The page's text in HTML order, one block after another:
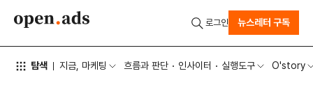
탐색 지금, 마케팅 흐름과 판단 인사이터 실행도구 O'story
로그인 뉴스레터 구독